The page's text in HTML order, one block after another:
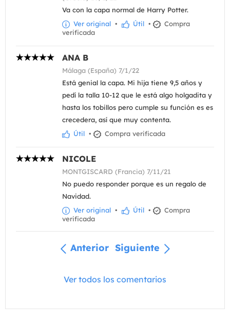
Va con la capa normal de Harry Potter.
Ver original • Útil •
Compra
verificada
ANA B
Málaga (España) 7/1/22
Está genial la capa. Mi hija tiene 9,5 años y
pedí la talla 10-12 que le está algo holgadita y
hasta los tobillos pero cumple su función es es
crecedera, así que muy contenta.
Útil • Compra verificada
NICOLE
MONTGISCARD (Francia) 7/11/21
No puedo responder porque es un regalo de
Navidad.
Ver original • Útil •
Compra
verificada
Anterior Siguiente
Ver todos los comentarios